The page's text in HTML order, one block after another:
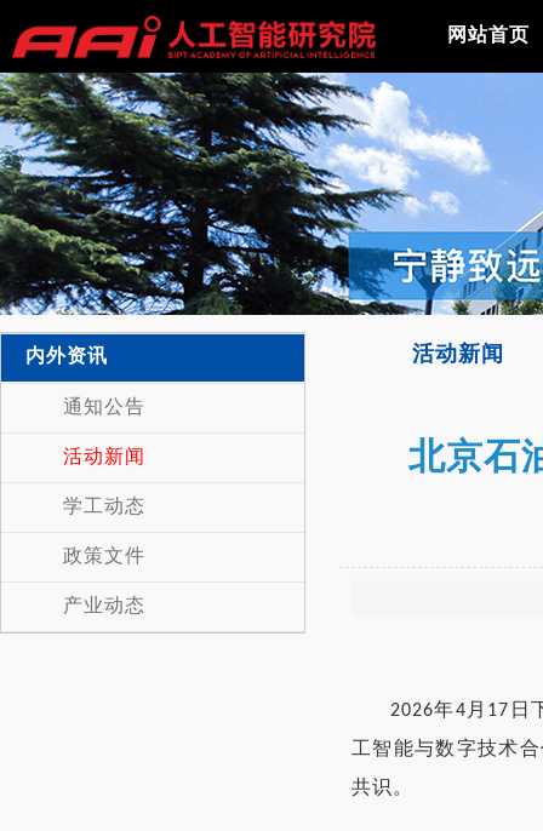
网站首页
内外资讯
通知公告
活动新闻
学工动态
政策文件
产业动态
活动新闻
北京石
2026年4月17日
工智能与数字技术
共识。